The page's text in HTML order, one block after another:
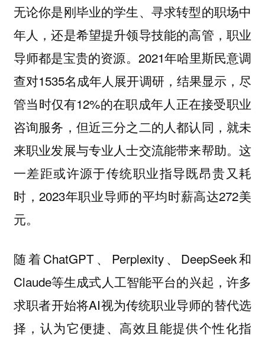
无论你是刚毕业的学生、寻求转型的职场中
年人，还是希望提升领导技能的高管，职业
导师都是宝贵的资源。2021年哈里斯民意调
查对1535名成年人展开调研，结果显示，尽
管当时仅有12%的在职成年人正在接受职业
咨询服务，但近三分之二的人都认同，就未
来职业发展与专业人士交流能带来帮助。这
一差距或许源于传统职业指导既昂贵又耗
时，2023年职业导师的平均时薪高达272美
元。
随着ChatGPT、Perplexity、DeepSeek和
Claude等生成式人工智能平台的兴起，许多
求职者开始将AI视为传统职业导师的替代选
择，认为它便捷、高效且能提供个性化指